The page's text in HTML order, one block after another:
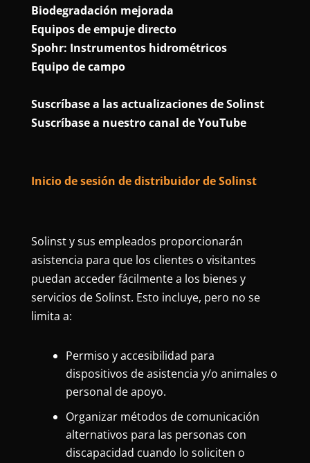
Biodegradación mejorada
Equipos de empuje directo
Spohr: Instrumentos hidrométricos
Equipo de campo
Suscríbase a las actualizaciones de Solinst
Suscríbase a nuestro canal de YouTube
Inicio de sesión de distribuidor de Solinst
Solinst y sus empleados proporcionarán
asistencia para que los clientes o visitantes
puedan acceder fácilmente a los bienes y
servicios de Solinst. Esto incluye, pero no se
limita a:
Permiso y accesibilidad para
dispositivos de asistencia y/o animales o
personal de apoyo.
Organizar métodos de comunicación
alternativos para las personas con
discapacidad cuando lo soliciten o